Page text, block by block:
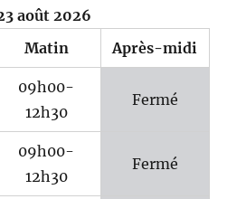
août 2026
Matin
Après-midi
09h00-
12h30
Fermé
09h00-
12h30
Fermé